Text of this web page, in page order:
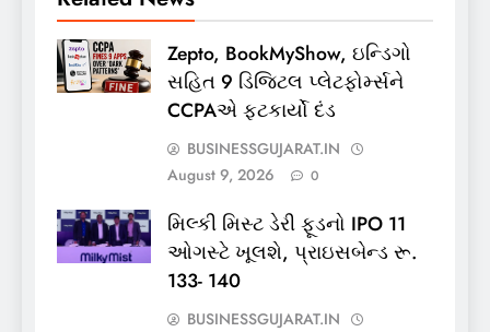
Zepto, BookMyShow, ઇન્ડિગો
સહિત 9 ડિજિટલ પ્લેટફોર્મ્સને
CCPAએ ફટકાર્યો દંડ
BUSINESSGUJARAT.IN
August 9, 2026
0
મિલ્કી મિસ્ટ ડેરી ફૂડનો IPO 11
ઓગસ્ટે ખૂલશે, પ્રાઇસબેન્ડ રૂ.
133- 140
BUSINESSGUJARAT.IN